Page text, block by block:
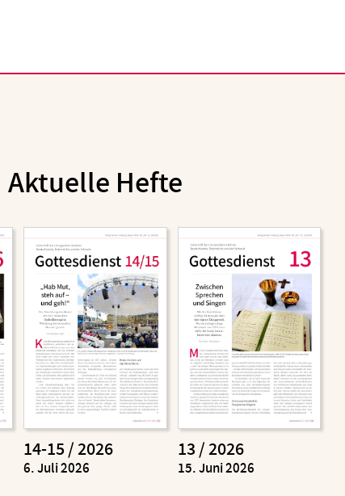
Aktuelle Hefte
14-15 / 2026
:
6. Juli 2026
13 / 2026
:
15. Juni 2026